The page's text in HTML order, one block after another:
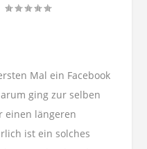
Mal ein Facebook
ging zur selben
einen längeren
ist ein solches